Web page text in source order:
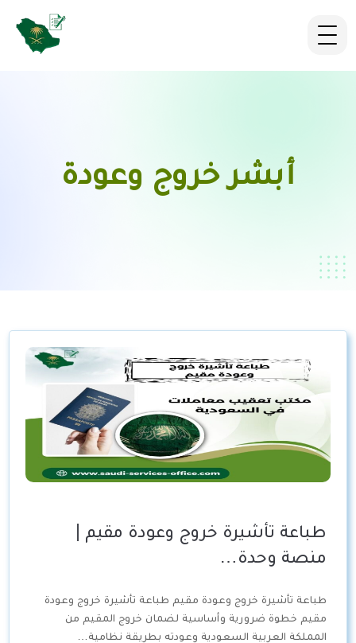
أبشر خروج وعودة
طباعة تأشيرة خروج وعودة مقيم |
منصة وحدة…
طباعة تأشيرة خروج وعودة مقيم طباعة تأشيرة خروج وعودة
مقيم خطوة ضرورية وأساسية لضمان خروج المقيم من
المملكة العربية السعودية وعودته بطريقة نظامية…